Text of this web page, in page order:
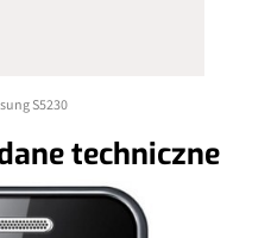
S5230
techniczne